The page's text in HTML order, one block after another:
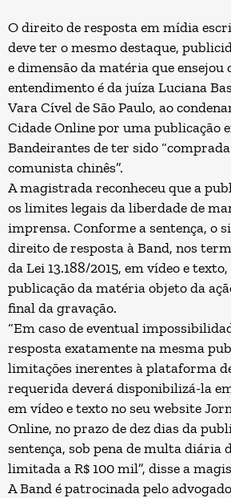
O direito de resposta em mídia
deve ter o mesmo destaque,
e dimensão da matéria que ensejou
entendimento é da juíza Luciana
Vara Cível de São Paulo, ao
Cidade Online por uma publicação
Bandeirantes de ter sido
comunista chinês”.
A magistrada reconheceu que a
os limites legais da liberdade de
imprensa. Conforme a sentença, o
direito de resposta à Band, nos
da Lei 13.188/2015, em vídeo e
publicação da matéria objeto da
final da gravação.
“Em caso de eventual
resposta exatamente na mesma
limitações inerentes à plataforma
requerida deverá disponibilizá-la
em vídeo e texto no seu website
Online, no prazo de dez dias da
sentença, sob pena de multa diária
limitada a R$ 100 mil”, disse a
A Band é patrocinada pelo advogado